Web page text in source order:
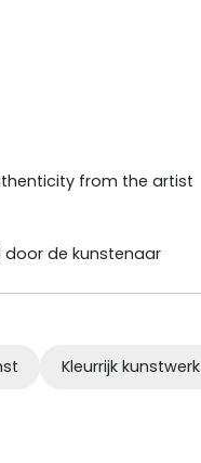
from the artist
door de kunstenaar
Kleurrijk kunstwerk